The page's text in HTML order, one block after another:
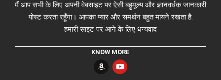
मैं आप सभी के लिए अपनी वेबसाइट पर ऐसी बहुमूल्य और ज्ञानवर्धक जानकारी
पोस्ट करता रहूँगा। आपका प्यार और समर्थन बहुत मायने रखता है.
हमारी साइट पर आने के लिए धन्यवाद
KNOW MORE